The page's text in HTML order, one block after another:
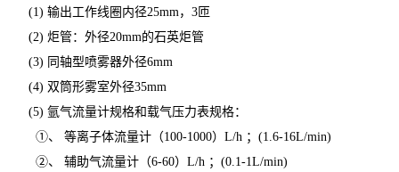
(1)输出工作线圈内径25mm，3 匝
(2)炬管：外径20mm的石英炬管
(3) 同轴型喷雾器外径6mm
(4) 双筒形雾室外径35mm
(5)氩气流量计规格和载气压力表规格：
①、 等离子体流量计（100-1000）L/h ；(1.6-16L/min)
②、 辅助气流量计（6-60）L/h ；(0.1-1L/min)